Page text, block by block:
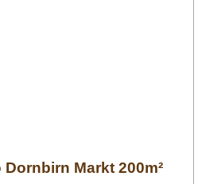
Dornbirn Markt 200m²